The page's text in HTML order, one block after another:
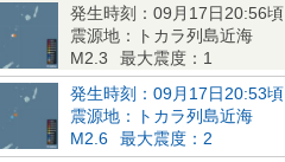
発生時刻：09月17日20:56頃
震源地：トカラ列島近海
M2.3
最大震度：1
発生時刻：09月17日20:53頃
震源地：トカラ列島近海
M2.6
最大震度：2